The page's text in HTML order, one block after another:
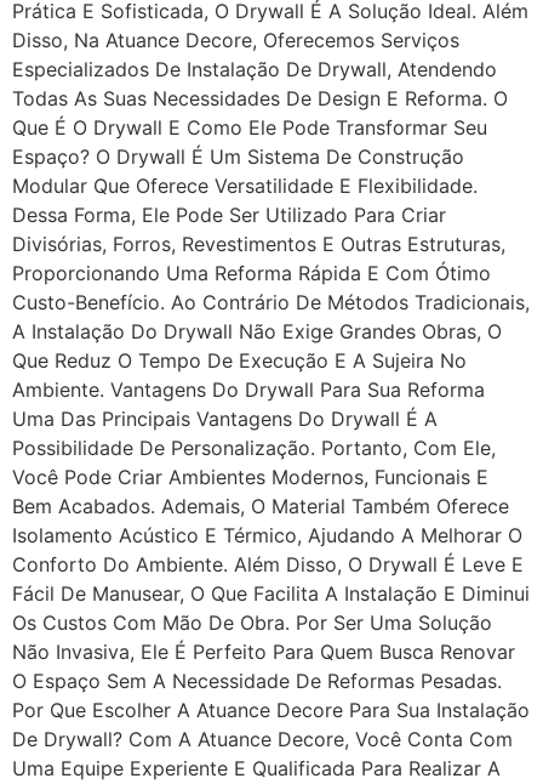
Prática E Sofisticada, O Drywall É A Solução Ideal. Além
Disso, Na Atuance Decore, Oferecemos Serviços
Especializados De Instalação De Drywall, Atendendo
Todas As Suas Necessidades De Design E Reforma. O
Que É O Drywall E Como Ele Pode Transformar Seu
Espaço? O Drywall É Um Sistema De Construção
Modular Que Oferece Versatilidade E Flexibilidade.
Dessa Forma, Ele Pode Ser Utilizado Para Criar
Divisórias, Forros, Revestimentos E Outras Estruturas,
Proporcionando Uma Reforma Rápida E Com Ótimo
Custo-Benefício. Ao Contrário De Métodos Tradicionais,
A Instalação Do Drywall Não Exige Grandes Obras, O
Que Reduz O Tempo De Execução E A Sujeira No
Ambiente. Vantagens Do Drywall Para Sua Reforma
Uma Das Principais Vantagens Do Drywall É A
Possibilidade De Personalização. Portanto, Com Ele,
Você Pode Criar Ambientes Modernos, Funcionais E
Bem Acabados. Ademais, O Material Também Oferece
Isolamento Acústico E Térmico, Ajudando A Melhorar O
Conforto Do Ambiente. Além Disso, O Drywall É Leve E
Fácil De Manusear, O Que Facilita A Instalação E Diminui
Os Custos Com Mão De Obra. Por Ser Uma Solução
Não Invasiva, Ele É Perfeito Para Quem Busca Renovar
O Espaço Sem A Necessidade De Reformas Pesadas.
Por Que Escolher A Atuance Decore Para Sua Instalação
De Drywall? Com A Atuance Decore, Você Conta Com
Uma Equipe Experiente E Qualificada Para Realizar A